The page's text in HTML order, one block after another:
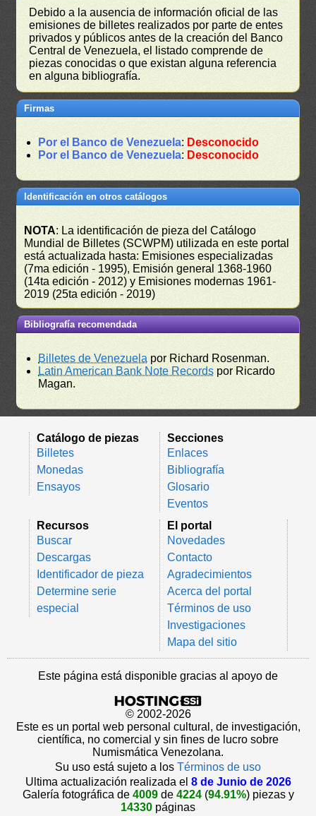
Debido a la ausencia de información oficial de las
emisiones de billetes realizados por parte de entes
privados y públicos antes de la creación del Banco
Central de Venezuela, el listado comprende de
piezas conocidas o que existan alguna referencia
en alguna bibliografía.
Firmas
Por el Banco de Venezuela: Desconocido
Por el Banco de Venezuela: Desconocido
Identificación en otros catálogos
NOTA: La identificación de pieza del Catálogo
Mundial de Billetes (SCWPM) utilizada en este portal
está actualizada hasta: Emisiones especializadas
(7ma edición - 1995), Emisión general 1368-1960
(14ta edición - 2012) y Emisiones modernas 1961-
2019 (25ta edición - 2019)
Bibliografía recomendada
Billetes de Venezuela por Richard Rosenman.
Latin American Bank Note Records por Ricardo
Magan.
Catálogo de piezas
Billetes
Monedas
Ensayos
Secciones
Enlaces
Bibliografía
Glosario
Eventos
Recursos
Buscar
Descargas
Identificador de pieza
Determine serie
especial
El portal
Novedades
Contacto
Agradecimientos
Acerca del portal
Términos de uso
Investigaciones
Mapa del sitio
Este página está disponible gracias al apoyo de
© 2002-2026
Este es un portal web personal cultural, de investigación,
científica, no comercial y sin fines de lucro sobre
Numismática Venezolana.
Su uso está sujeto a los Términos de uso
Ultima actualización realizada el 8 de Junio de 2026
Galería fotográfica de 4009de 4224(94.91%) piezas y
14330 páginas